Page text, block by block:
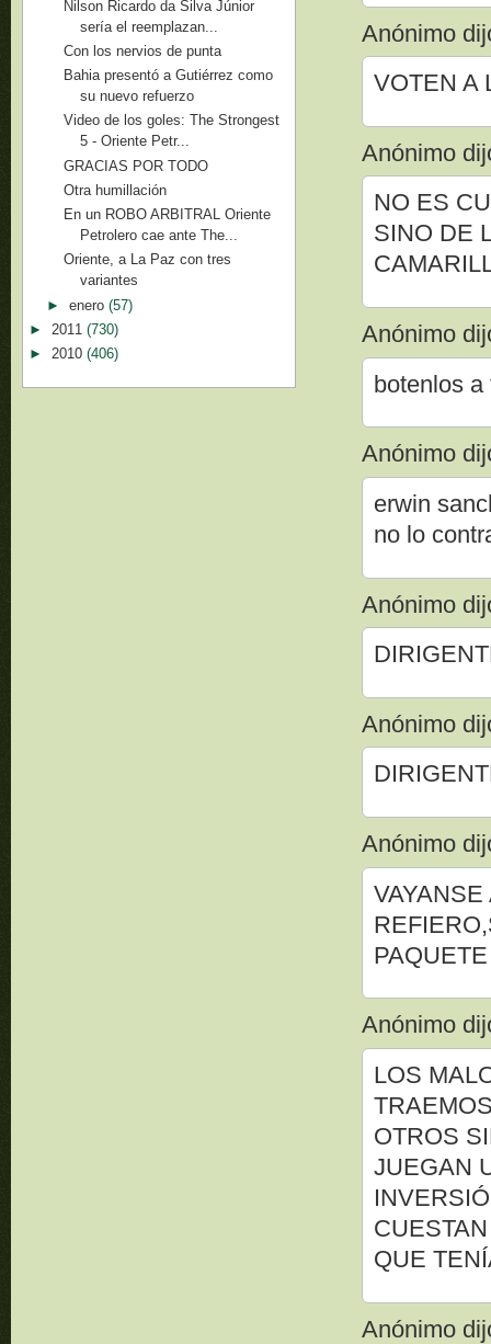
Anónimo
VOTEN A
Anónimo
NO ES
SINO DE
Anónimo
botenlos
Anónimo
erwin
no lo
Anónimo
Anónimo
Anónimo
Anónimo
LOS
OTROS
JUEGAN
QUE
Anónimo
Nilson Ricardo da Silva Júnior
sería el reemplazan...
Con los nervios de punta
Bahia presentó a Gutiérrez como
su nuevo refuerzo
Video de los goles: The Strongest
5 - Oriente Petr...
GRACIAS POR TODO
Otra humillación
En un ROBO ARBITRAL Oriente
Petrolero cae ante The...
Oriente, a La Paz con tres
variantes
► enero (57)
► 2011 (730)
► 2010 (406)